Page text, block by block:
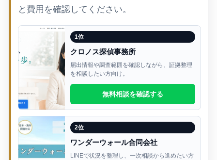
と費用を確認してください。
1位
クロノス探偵事務所
届出情報や調査範囲を確認しながら、証拠整理
を相談したい方向け。
無料相談を確認する
2位
ワンダーウォール合同会社
LINEで状況を整理し、一次相談から進めたい方